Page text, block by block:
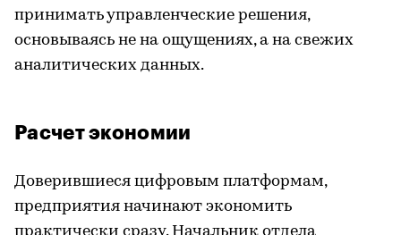
принимать управленческие решения,
основываясь не на ощущениях, а на свежих
аналитических данных.
Расчет экономии
Доверившиеся цифровым платформам,
предприятия начинают экономить
практически сразу. Начальник отдела